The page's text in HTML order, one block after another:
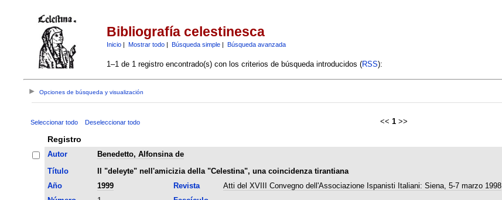
Bibliografía celestinesca
Inicio| Mostrar todo| Búsqueda simple| Búsqueda avanzada
1–1 de 1 registro encontrado(s) con los criterios de búsqueda introducidos (RSS):
Opciones de búsqueda y visualización
Seleccionar todo Deseleccionar todo << 1 >>
Registro
Autor
Benedetto, Alfonsina de
Título
Il "deleyte" nell'amicizia della "Celestina", una coincidenza tirantiana
Año
1999 Revista Atti del XVIII Convegno dell'Associazione Ispanisti Italiani: Siena, 5-7 marzo 1998